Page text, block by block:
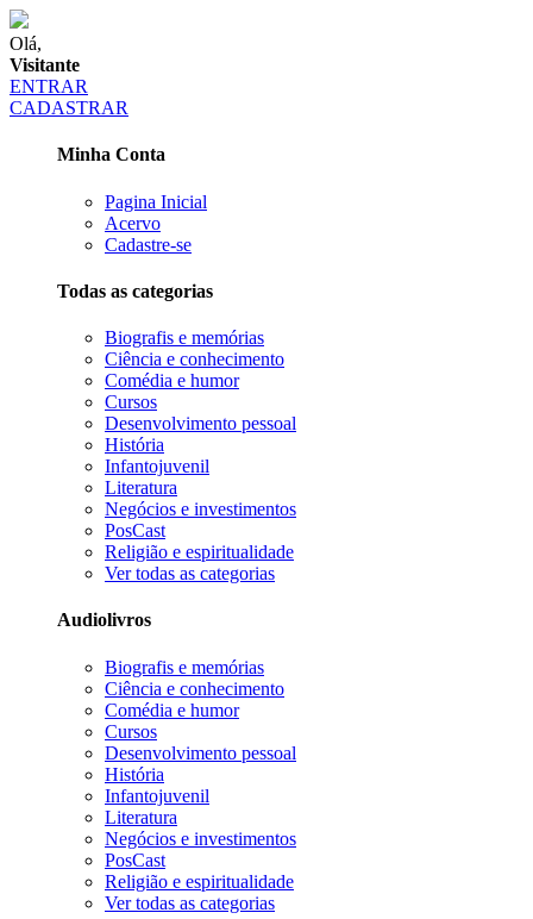
Olá,
Visitante
ENTRAR
CADASTRAR
Minha Conta
Pagina Inicial
Acervo
Cadastre-se
Todas as categorias
Biografis e memórias
Ciência e conhecimento
Comédia e humor
Cursos
Desenvolvimento pessoal
História
Infantojuvenil
Literatura
Negócios e investimentos
PosCast
Religião e espiritualidade
Ver todas as categorias
Audiolivros
Biografis e memórias
Ciência e conhecimento
Comédia e humor
Cursos
Desenvolvimento pessoal
História
Infantojuvenil
Literatura
Negócios e investimentos
PosCast
Religião e espiritualidade
Ver todas as categorias